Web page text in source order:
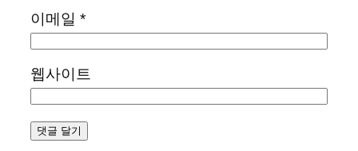
이메일 *
웹사이트